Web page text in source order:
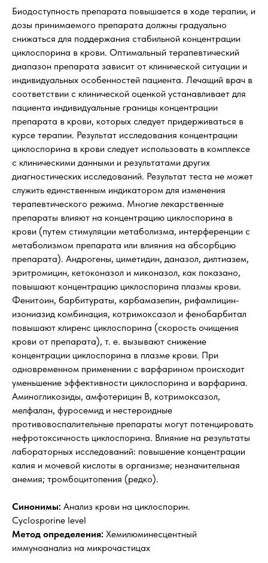
Биодоступность препарата повышается в ходе терапии, и
дозы принимаемого препарата должны градуально
снижаться для поддержания стабильной концентрации
циклоспорина в крови. Оптимальный терапевтический
диапазон препарата зависит от клинической ситуации и
индивидуальных особенностей пациента. Лечащий врач в
соответствии с клинической оценкой устанавливает для
пациента индивидуальные границы концентрации
препарата в крови, которых следует придерживаться в
курсе терапии. Результат исследования концентрации
циклоспорина в крови следует использовать в комплексе
с клиническими данными и результатами других
диагностических исследований. Результат теста не может
служить единственным индикатором для изменения
терапевтического режима. Многие лекарственные
препараты влияют на концентрацию циклоспорина в
крови (путем стимуляции метаболизма, интерференции с
метаболизмом препарата или влияния на абсорбцию
препарата). Андрогены, циметидин, даназол, дилтиазем,
эритромицин, кетоконазол и миконазол, как показано,
повышают концентрацию циклоспорина плазмы крови.
Фенитоин, барбитураты, карбамазепин, рифампицин-
изониазид комбинация, котримоксазол и фенобарбитал
повышают клиренс циклоспорина (скорость очищения
крови от препарата), т. е. вызывают снижение
концентрации циклоспорина в плазме крови. При
одновременном применении с варфарином происходит
уменьшение эффективности циклоспорина и варфарина.
Аминогликозиды, амфотерицин В, котримоксазол,
мелфалан, фуросемид и нестероидные
противовоспалительные препараты могут потенцировать
нефротоксичность циклоспорина. Влияние на результаты
лабораторных исследований: повышение концентрации
калия и мочевой кислоты в организме; незначительная
анемия; тромбоцитопения (редко).
Синонимы: Анализ крови на циклоспорин.
Cyclosporine level
Метод определения: Хемилюминесцентный
иммуноанализ на микрочастицах